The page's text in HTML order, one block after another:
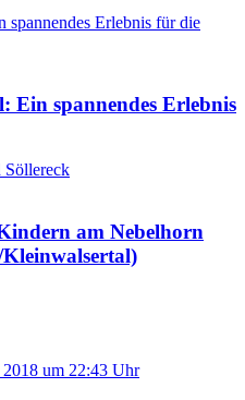
Ein spannendes Erlebnis
am Nebelhorn
um 22:43 Uhr